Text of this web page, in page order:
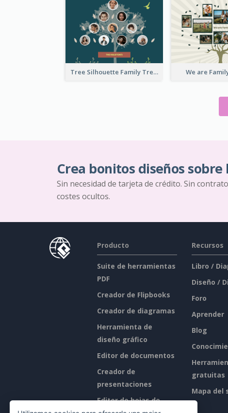
Tree Silhouette Family Tree We are
Crea bonitos diseños sobre
Sin necesidad de tarjeta de crédito. Sin
costes ocultos.
Producto
Suite de herramientas
PDF
Creador de Flipbooks
Creador de diagramas
Herramienta de
diseño gráfico
Editor de documentos
Creador de
presentaciones
Editor de hojas de
Recursos
Libro /
Diseño /
Foro
Aprender
Blog
gratuitas
Mapa del